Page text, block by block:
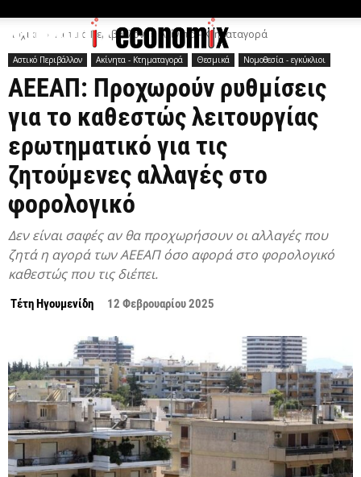
Αρχική Αστικό Περιβάλλον Ακίνητα - Κτηματαγορά
Αστικό Περιβάλλον Ακίνητα - Κτηματαγορά Θεσμικά Νομοθεσία - εγκύκλιοι
ΑΕΕΑΠ: Προχωρούν ρυθμίσεις
για το καθεστώς λειτουργίας
ερωτηματικό για τις
ζητούμενες αλλαγές στο
φορολογικό
Δεν είναι σαφές αν θα προχωρήσουν οι αλλαγές που
ζητά η αγορά των ΑΕΕΑΠ όσο αφορά στο φορολογικό
καθεστώς που τις διέπει.
Τέτη Ηγουμενίδη 12 Φεβρουαρίου 2025